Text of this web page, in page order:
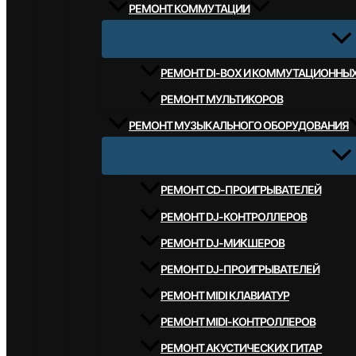
РЕМОНТ КОММУТАЦИИ
РЕМОНТ DI-BOX И
РЕМОНТ МУЛЬТИКОРОВ
РЕМОНТ МУЗЫКАЛЬНОГО ОБОРУДОВАНИЯ
РЕМОНТ CD-ПРОИГРЫВАТЕЛЕЙ
РЕМОНТ DJ-КОНТРОЛЛЕРОВ
РЕМОНТ DJ-МИКШЕРОВ
РЕМОНТ DJ-ПРОИГРЫВАТЕЛЕЙ
РЕМОНТ MIDI КЛАВИАТУР
РЕМОНТ MIDI-КОНТРОЛЛЕРОВ
РЕМОНТ АКУСТИЧЕСКИХ ГИТАР